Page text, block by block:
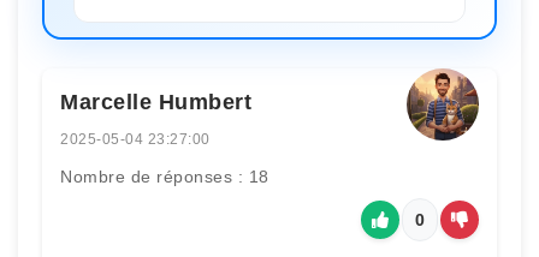
Marcelle Humbert
2025-05-04 23:27:00
Nombre de réponses : 18
0